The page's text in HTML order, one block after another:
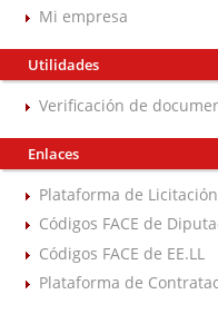
Mi empresa
Utilidades
Verificación de
Enlaces
Plataforma de
Códigos FACE de
Códigos FACE de EE.LL
Plataforma de